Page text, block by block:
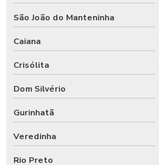
São João do Manteninha
Caiana
Crisólita
Dom Silvério
Gurinhatã
Veredinha
Rio Preto